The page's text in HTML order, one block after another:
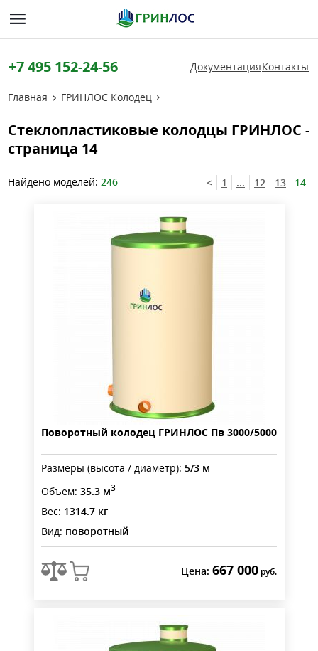
+7 495 152-24-56 ДокументацияКонтакты
Главная ГРИНЛОС Колодец
Стеклопластиковые колодцы ГРИНЛОС -
страница 14
Найдено моделей: 246 < 1 ... 12 13 14
Поворотный колодец ГРИНЛОС Пв 3000/5000
Размеры (высота / диаметр): 5/3 м
Объем: 35.3 м3
Вес: 1314.7 кг
Вид: поворотный
Цена: 667 000 руб.